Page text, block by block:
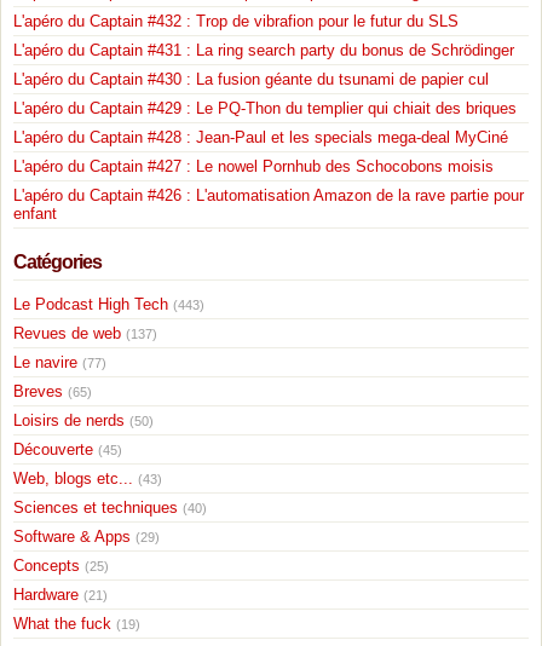
L'apéro du Captain #432 : Trop de vibrafion pour le futur du SLS
L'apéro du Captain #431 : La ring search party du bonus de Schrödinger
L'apéro du Captain #430 : La fusion géante du tsunami de papier cul
L'apéro du Captain #429 : Le PQ-Thon du templier qui chiait des briques
L'apéro du Captain #428 : Jean-Paul et les specials mega-deal MyCiné
L'apéro du Captain #427 : Le nowel Pornhub des Schocobons moisis
L'apéro du Captain #426 : L'automatisation Amazon de la rave partie pour
enfant
Catégories
Le Podcast High Tech (443)
Revues de web (137)
Le navire (77)
Breves (65)
Loisirs de nerds (50)
Découverte (45)
Web, blogs etc... (43)
Sciences et techniques (40)
Software & Apps (29)
Concepts (25)
Hardware (21)
What the fuck (19)